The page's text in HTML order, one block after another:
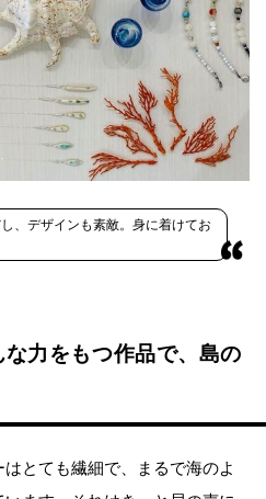
、デザインも素敵。身に着けてお
な力をもつ作品で、島の
とても繊細で、まるで海のよ